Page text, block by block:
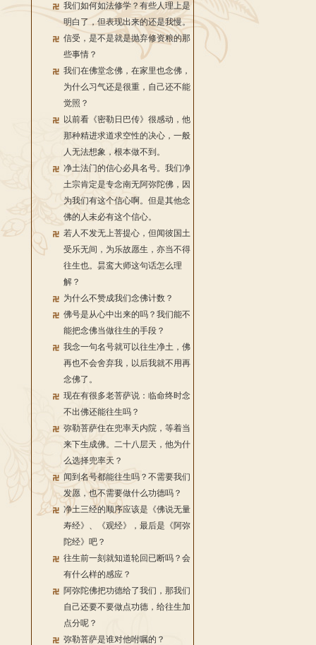
我们如何如法修学？有些人理上是
明白了，但表现出来的还是我慢。
信受，是不是就是抛弃修资粮的那
些事情？
我们在佛堂念佛，在家里也念佛，
为什么习气还是很重，自己还不能
觉照？
以前看《密勒日巴传》很感动，他
那种精进求道求空性的决心，一般
人无法想象，根本做不到。
净土法门的信心必具名号。我们净
土宗肯定是专念南无阿弥陀佛，因
为我们有这个信心啊。但是其他念
佛的人未必有这个信心。
若人不发无上菩提心，但闻彼国土
受乐无间，为乐故愿生，亦当不得
往生也。昙鸾大师这句话怎么理
解？
为什么不赞成我们念佛计数？
佛号是从心中出来的吗？我们能不
能把念佛当做往生的手段？
我念一句名号就可以往生净土，佛
再也不会舍弃我，以后我就不用再
念佛了。
现在有很多老菩萨说：临命终时念
不出佛还能往生吗？
弥勒菩萨住在兜率天内院，等着当
来下生成佛。二十八层天，他为什
么选择兜率天？
闻到名号都能往生吗？不需要我们
发愿，也不需要做什么功德吗？
净土三经的顺序应该是《佛说无量
寿经》、《观经》，最后是《阿弥
陀经》吧？
往生前一刻就知道轮回已断吗？会
有什么样的感应？
阿弥陀佛把功德给了我们，那我们
自己还要不要做点功德，给往生加
点分呢？
弥勒菩萨是谁对他咐嘱的？